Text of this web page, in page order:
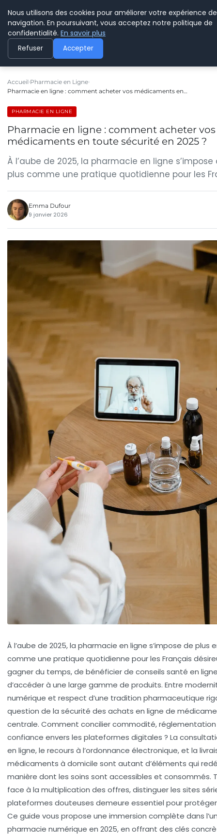
CYBERPARAPHARMACIE
Accueil Pharmacie en Ligne
Pharmacie en ligne : comment acheter vos médicaments en…
PHARMACIE EN LIGNE
Pharmacie en ligne : comment acheter vos
médicaments en toute sécurité en 2025 ?
À l’aube de 2025, la pharmacie en ligne
plus comme une pratique quotidienne pour les
Emma Dufour
9 janvier 2026
À l’aube de 2025, la pharmacie en ligne s’impose de plus
comme une pratique quotidienne pour les Français
gagner du temps, de bénéficier de conseils santé en
d’accéder à une large gamme de produits. Entre
numérique et respect d’une tradition pharmaceutique
question de la sécurité des achats en ligne de
centrale. Comment concilier commodité,
confiance envers les plateformes digitales ? La
en ligne, le recours à l’ordonnance électronique, et la
médicaments à domicile sont autant d’éléments qui
manière dont les soins sont accessibles et consommés.
face à la multiplication des offres, distinguer les sites
plateformes douteuses demeure essentiel pour
Ce guide vous propose une immersion complète dans
pharmacie numérique en 2025, en offrant des clés
Nous utilisons des cookies pour améliorer votre expérience de
navigation. En poursuivant, vous acceptez notre politique de
confidentialité. En savoir plus
Refuser Accepter